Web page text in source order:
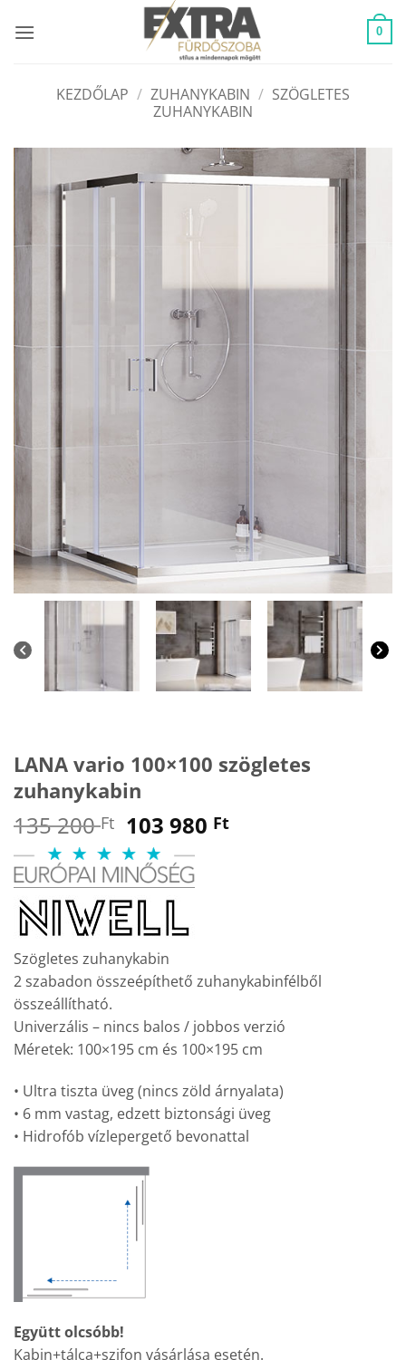
0
KEZDŐLAP / ZUHANYKABIN / SZÖGLETES
ZUHANYKABIN
LANA vario 100×100 szögletes
zuhanykabin
135 200Ft Original
price
was:
135
200 Ft.
103 980 FtCurrent
Szögletes zuhanykabin
2 szabadon összeépíthető zuhanykabinfélből
összeállítható.
Univerzális – nincs balos / jobbos verzió
Méretek: 100×195 cm és 100×195 cm
• Ultra tiszta üveg (nincs zöld árnyalata)
• 6 mm vastag, edzett biztonsági üveg
• Hidrofób vízlepergető bevonattal
Együtt olcsóbb!
Kabin+tálca+szifon vásárlása esetén.